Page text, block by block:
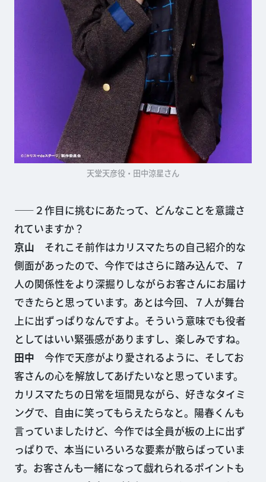
天堂天彦役・田中涼星さん
——２作目に挑むにあたって、どんなことを意識さ
れていますか？
京山 それこそ前作はカリスマたちの自己紹介的な
側面があったので、今作ではさらに踏み込んで、７
人の関係性をより深掘りしながらお客さんにお届け
できたらと思っています。あとは今回、７人が舞台
上に出ずっぱりなんですよ。そういう意味でも役者
としてはいい緊張感がありますし、楽しみですね。
田中 今作で天彦がより愛されるように、そしてお
客さんの心を解放してあげたいなと思っています。
カリスマたちの日常を垣間見ながら、好きなタイミ
ングで、自由に笑ってもらえたらなと。陽春くんも
言っていましたけど、今作では全員が板の上に出ず
っぱりで、本当にいろいろな要素が散らばっていま
す。お客さんも一緒になって戯れられるポイントも